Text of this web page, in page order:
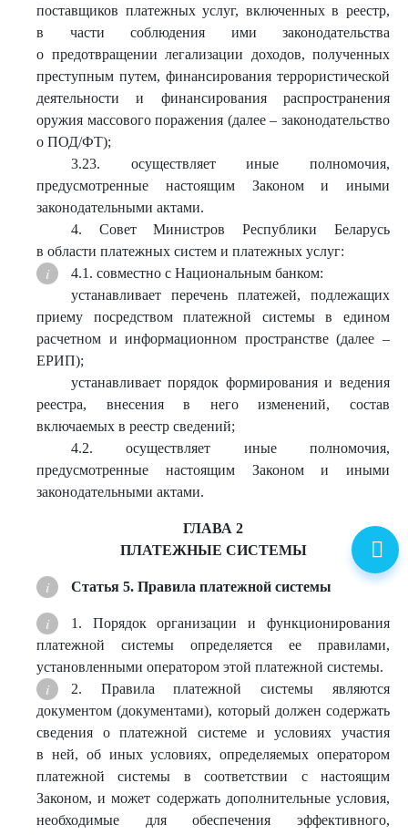
поставщиков платежных услуг, включенных в реестр,
в части соблюдения ими законодательства
о предотвращении легализации доходов, полученных
преступным путем, финансирования террористической
деятельности и финансирования распространения
оружия массового поражения (далее – законодательство
о ПОД/ФТ);
3.23. осуществляет иные полномочия,
предусмотренные настоящим Законом и иными
законодательными актами.
4. Совет Министров Республики Беларусь
в области платежных систем и платежных услуг:
4.1. совместно с Национальным банком:
устанавливает перечень платежей, подлежащих
приему посредством платежной системы в едином
расчетном и информационном пространстве (далее –
ЕРИП);
устанавливает порядок формирования и ведения
реестра, внесения в него изменений, состав
включаемых в реестр сведений;
4.2. осуществляет иные полномочия,
предусмотренные настоящим Законом и иными
законодательными актами.
ГЛАВА 2
ПЛАТЕЖНЫЕ СИСТЕМЫ
Статья 5. Правила платежной системы
1. Порядок организации и функционирования
платежной системы определяется ее правилами,
установленными оператором этой платежной системы.
2. Правила платежной системы являются
документом (документами), который должен содержать
сведения о платежной системе и условиях участия
в ней, об иных условиях, определяемых оператором
платежной системы в соответствии с настоящим
Законом, и может содержать дополнительные условия,
необходимые для обеспечения эффективного,